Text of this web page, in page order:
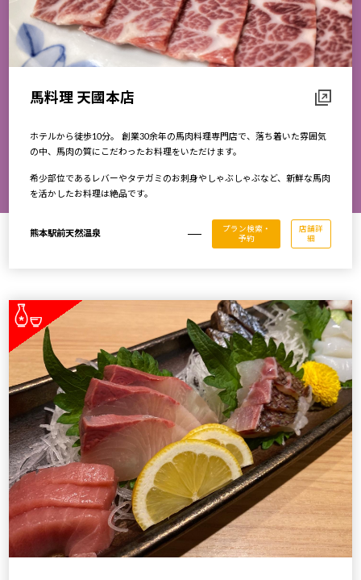
馬料理 天國本店
ホテルから徒歩10分。 創業30余年の馬肉料理専門店で、落ち着いた雰囲気
の中、馬肉の質にこだわったお料理をいただけます。
希少部位であるレバーやタテガミのお刺身やしゃぶしゃぶなど、新鮮な馬肉
を活かしたお料理は絶品です。
熊本駅前天然温泉
プラン検索・
予約
店舗詳
細